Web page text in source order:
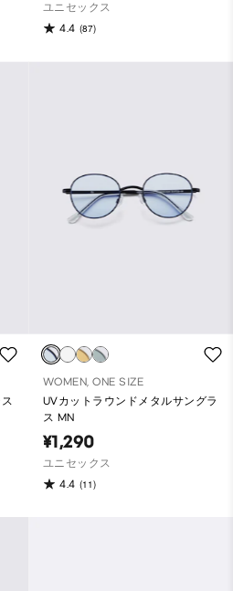
ユニセックス
4.4 (87)
WOMEN, ONE SIZE
UVカットラウンドメタルサングラ
ス MN
¥1,290
ユニセックス
4.4 (11)